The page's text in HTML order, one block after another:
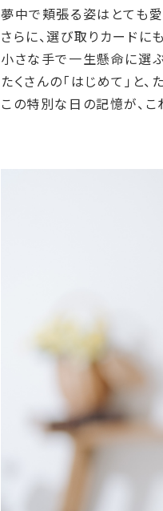
夢中で頬張る姿はとても愛
さらに、選び取りカードに
小さな手で一生懸命に選
たくさんの「はじめて」と
この特別な日の記憶が、こ